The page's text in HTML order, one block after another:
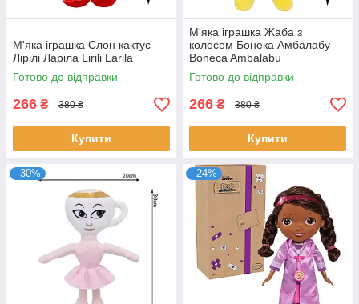
М'яка іграшка Слон кактус
Лірілі Ларіла Lirili Larila
Готово до відправки
266 ₴ 380 ₴
Купити
М'яка іграшка Жаба з
колесом Бонека Амбалабу
Boneca Ambalabu
Готово до відправки
266 ₴ 380 ₴
Купити
–30% –24%